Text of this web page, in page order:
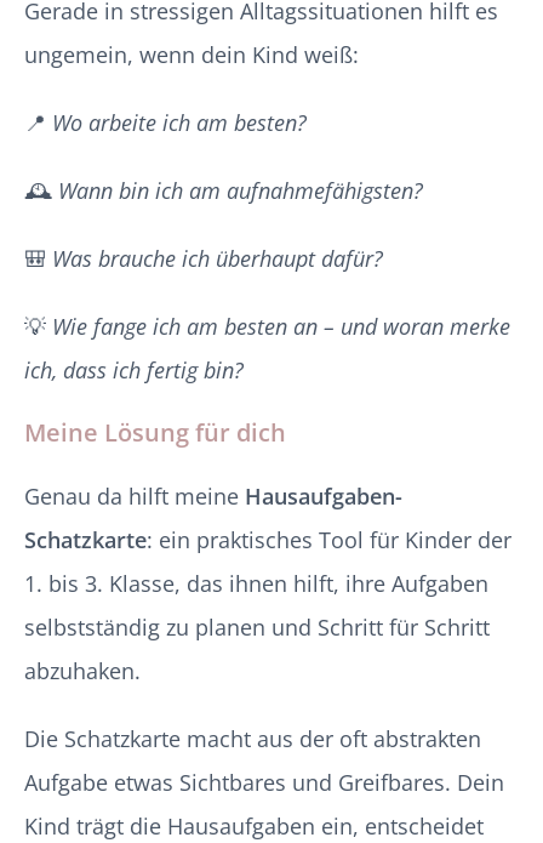
Gerade in stressigen Alltagssituationen hilft es
ungemein, wenn dein Kind weiß:
📍 Wo arbeite ich am besten?
🕰️ Wann bin ich am aufnahmefähigsten?
🎒 Was brauche ich überhaupt dafür?
💡 Wie fange ich am besten an – und woran merke
ich, dass ich fertig bin?
Meine Lösung für dich
Genau da hilft meine Hausaufgaben-
Schatzkarte: ein praktisches Tool für Kinder der
1. bis 3. Klasse, das ihnen hilft, ihre Aufgaben
selbstständig zu planen und Schritt für Schritt
abzuhaken.
Die Schatzkarte macht aus der oft abstrakten
Aufgabe etwas Sichtbares und Greifbares. Dein
Kind trägt die Hausaufgaben ein, entscheidet